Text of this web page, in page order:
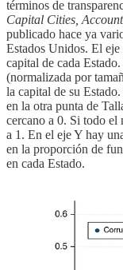
términos de
Capital Cities,
publicado hace ya
Estados Unidos. El eje
capital de cada
(normalizada por
la capital de su
en la otra punta de
cercano a 0. Si todo el
a 1. En el eje Y hay
en la proporción de
en cada Estado.